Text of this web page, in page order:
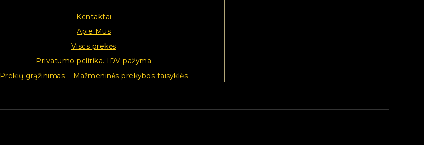
Kontaktai
Apie Mus
Visos prekės
Privatumo politika. IDV pažyma
Prekių grąžinimas – Mažmeninės prekybos taisyklės